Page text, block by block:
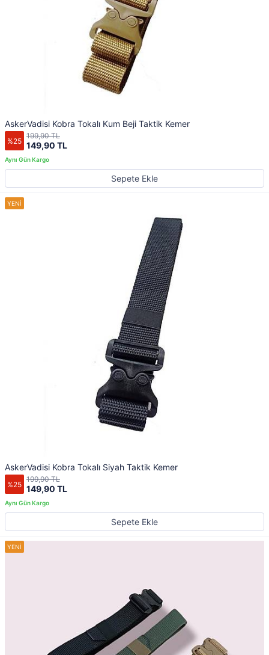
AskerVadisi Kobra Tokalı Kum Beji Taktik Kemer
%25 149,90 TL
199,90 TL
Sepete Ekle
AskerVadisi Kobra Tokalı Siyah Taktik Kemer
%25 149,90 TL
199,90 TL
Sepete Ekle